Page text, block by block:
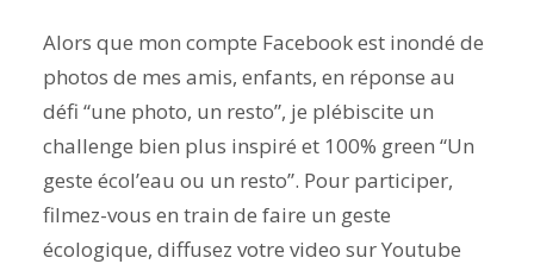
Alors que mon compte Facebook est inondé de
photos de mes amis, enfants, en réponse au
défi “une photo, un resto”, je plébiscite un
challenge bien plus inspiré et 100% green “Un
geste écol’eau ou un resto”. Pour participer,
filmez-vous en train de faire un geste
écologique, diffusez votre video sur Youtube